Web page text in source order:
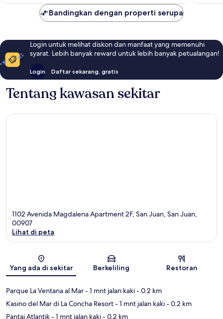
Beach
Bandingkan dengan properti serupa
Login untuk melihat diskon dan manfaat yang memenuhi
syarat. Lebih banyak reward untuk lebih banyak petualangan!
Login Daftar sekarang, gratis
Tentang kawasan sekitar
1102 Avenida Magdalena Apartment 2F, San Juan, San Juan,
00907
Lihat di peta
Yang ada di sekitar Berkeliling Restoran
Parque La Ventana al Mar- 1 mnt jalan kaki- 0.2 km
Kasino del Mar di La Concha Resort- 1 mnt jalan kaki- 0.2 km
Pantai Atlantik- 1 mnt jalan kaki- 0.2 km